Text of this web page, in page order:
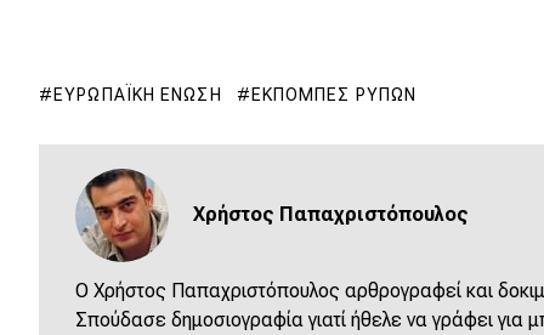
ΕΥΡΩΠΑΪΚΉ ΈΝΩΣΗ ΕΚΠΟΜΠΈΣ ΡΎΠΩΝ
Χρήστος Παπαχριστόπουλος
O Χρήστος Παπαχριστόπουλος αρθρογραφεί και
Σπούδασε δημοσιογραφία γιατί ήθελε να γράφει για